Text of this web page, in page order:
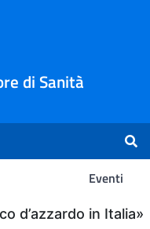
di Sanità
Eventi
d’azzardo in Italia»